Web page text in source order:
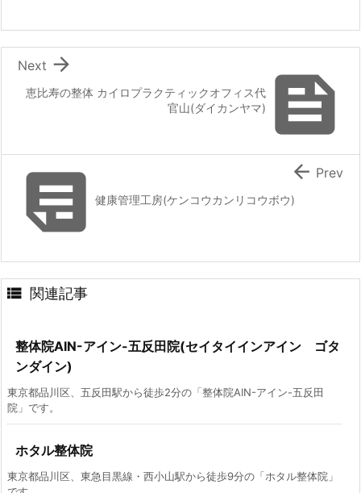

恵比寿の整体 カイロプラクティックオフィス代
官山(ダイカンヤマ)

Next
健康管理工房(ケンコウカンリコウボウ)
 Prev
 関連記事
整体院AIN-アイン-五反田院(セイタイインアイン ゴタ
ンダイン)
東京都品川区、五反田駅から徒歩2分の「整体院AIN-アイン-五反田
院」です。
ホタル整体院
東京都品川区、東急目黒線・西小山駅から徒歩9分の「ホタル整体院」